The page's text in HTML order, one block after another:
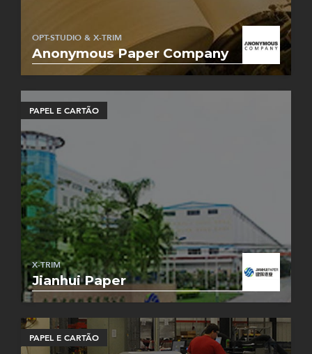
OPT-STUDIO & X-TRIM
Anonymous Paper Company
PAPEL E CARTÃO
X-TRIM
Jianhui Paper
PAPEL E CARTÃO